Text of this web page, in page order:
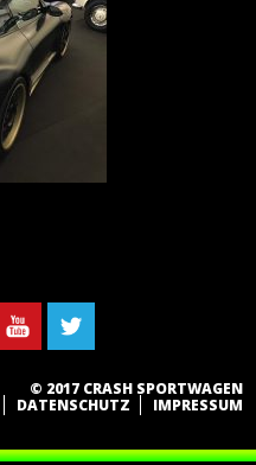
© 2017 CRASH SPORTWAGEN
DATENSCHUTZ IMPRESSUM